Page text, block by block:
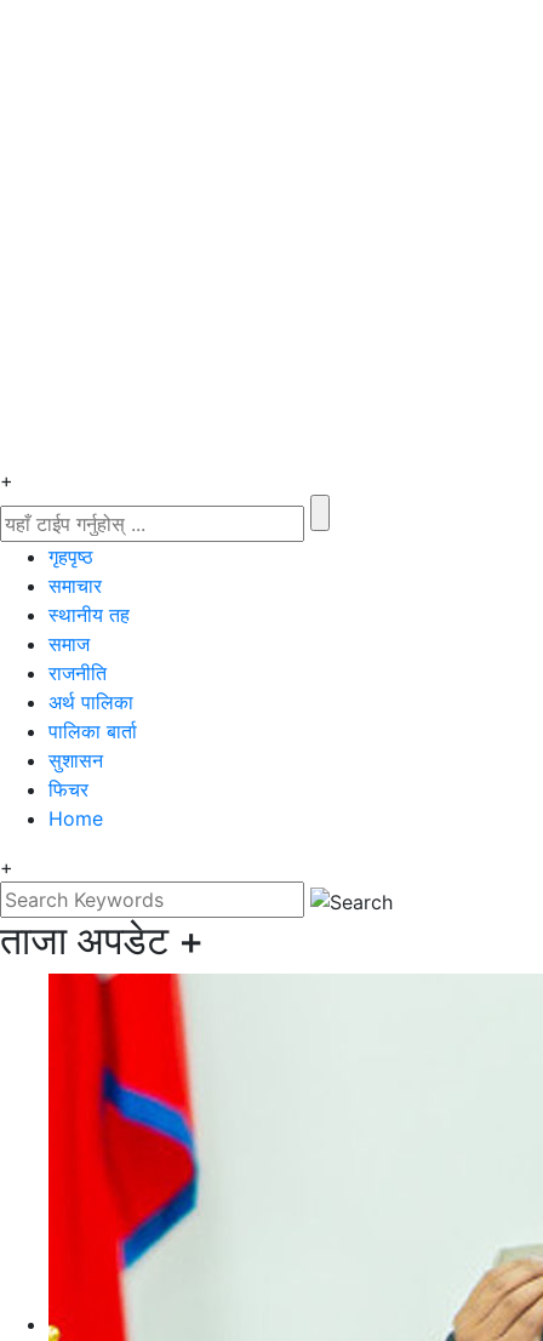
+
गृहपृष्‍ठ
समाचार
स्थानीय तह
समाज
राजनीति
अर्थ पालिका
पालिका बार्ता
सुशासन
फिचर
Home
+
ताजा अपडेट +